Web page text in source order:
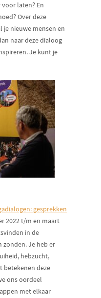
laten? En
Over deze
je nieuwe mensen en
naar deze dialoog
Je kunt je
gesprekken
2022 t/m en maart
in de
zonden. Je heb er
hebzucht,
betekenen deze
ons oordeel
met elkaar